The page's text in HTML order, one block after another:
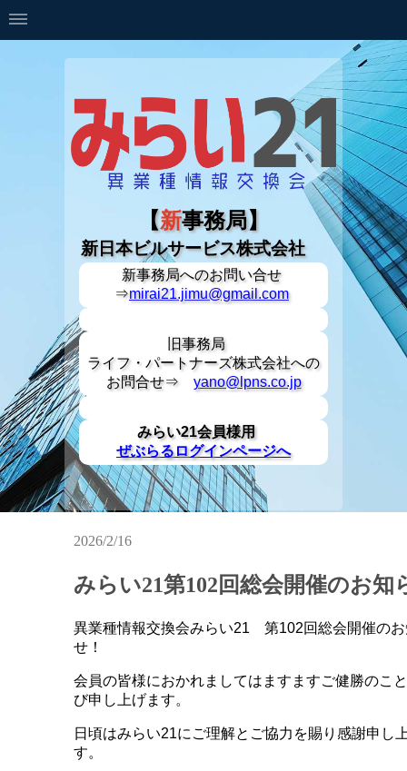
【新事務局】
新日本ビルサービス株式会社
新事務局へのお問い合せ
⇒mirai21.jimu@gmail.com
旧事務局
ライフ・パートナーズ株式会社への
お問合せ⇒ yano@lpns.co.jp
みらい21会員様用
ぜぶらるログインページへ
2026/2/16
みらい21第102回総会開催のお知
異業種情報交換会みらい21 第102回総会開催の
せ！
会員の皆様におかれましてはますますご健勝のこ
び申し上げます。
日頃はみらい21にご理解とご協力を賜り感謝申し
す。